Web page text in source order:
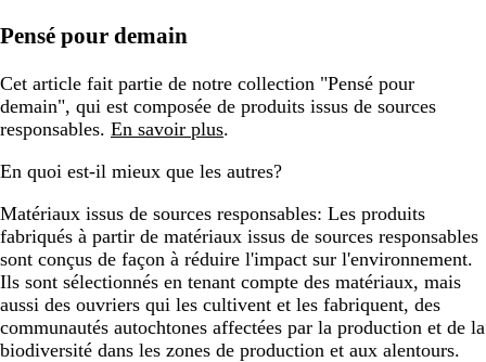
Pensé pour demain
Cet article fait partie de notre collection "Pensé pour
demain", qui est composée de produits issus de sources
responsables. En savoir plus.
En quoi est-il mieux que les autres?
Matériaux issus de sources responsables: Les produits
fabriqués à partir de matériaux issus de sources responsables
sont conçus de façon à réduire l'impact sur l'environnement.
Ils sont sélectionnés en tenant compte des matériaux, mais
aussi des ouvriers qui les cultivent et les fabriquent, des
communautés autochtones affectées par la production et de la
biodiversité dans les zones de production et aux alentours.